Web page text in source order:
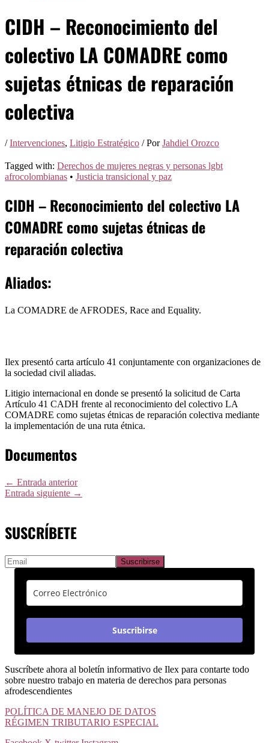
CIDH – Reconocimiento del
colectivo LA COMADRE como
sujetas étnicas de reparación
colectiva
/Intervenciones, Litigio Estratégico / PorJahdiel Orozco
Tagged with: Derechos de mujeres negras y personas lgbt
afrocolombianas • Justicia transicional y paz
CIDH – Reconocimiento del colectivo LA
COMADRE como sujetas étnicas de
reparación colectiva
Aliados:
La COMADRE de AFRODES, Race and Equality.
Ilex presentó carta artículo 41 conjuntamente con organizaciones de
la sociedad civil aliadas.
Litigio internacional en donde se presentó la solicitud de Carta
Artículo 41 CADH frente al reconocimiento del colectivo LA
COMADRE como sujetas étnicas de reparación colectiva mediante
la implementación de una ruta étnica.
Documentos
← Entrada anterior
Entrada siguiente →
SUSCRÍBETE
Suscribirse
Suscríbete ahora al boletín informativo de Ilex para contarte todo
sobre nuestro trabajo en materia de derechos para personas
afrodescendientes
POLÍTICA DE MANEJO DE DATOS
RÉGIMEN TRIBUTARIO ESPECIAL